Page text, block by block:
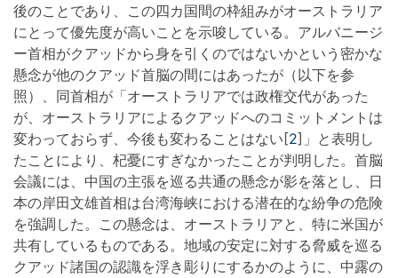
後のことであり、この四カ国間の枠組みがオーストラリア
にとって優先度が高いことを示唆している。アルバニージ
ー首相がクアッドから身を引くのではないかという密かな
懸念が他のクアッド首脳の間にはあったが（以下を参
照）、同首相が「オーストラリアでは政権交代があった
が、オーストラリアによるクアッドへのコミットメントは
変わっておらず、今後も変わることはない[2]」と表明し
たことにより、杞憂にすぎなかったことが判明した。首脳
会議には、中国の主張を巡る共通の懸念が影を落とし、日
本の岸田文雄首相は台湾海峡における潜在的な紛争の危険
を強調した。この懸念は、オーストラリアと、特に米国が
共有しているものである。地域の安定に対する脅威を巡る
クアッド諸国の認識を浮き彫りにするかのように、中露の